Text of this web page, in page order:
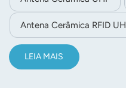
Antena Cerâmica RFID
LEIA MAIS